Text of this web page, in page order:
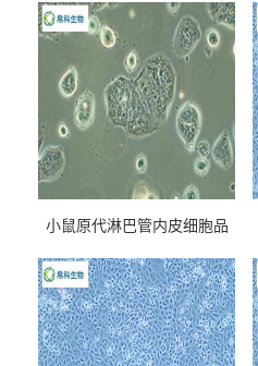
小鼠原代淋巴管内皮细胞品